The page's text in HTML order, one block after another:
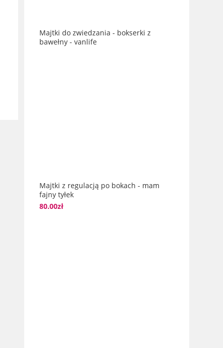
Majtki do zwiedzania - bokserki z
bawełny - vanlife
Majtki z regulacją po bokach - mam
fajny tyłek
80.00zł